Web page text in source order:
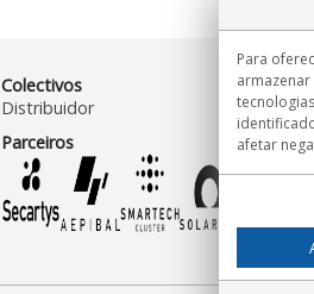
Colectivos
Distribuidor
Parceiros
Para
afetar